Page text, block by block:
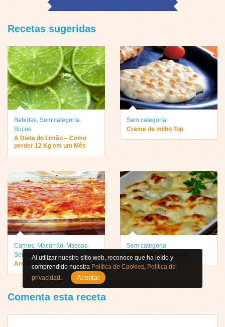
Recetas sugeridas
Bebidas, Sem categoria,
Sucos
A Dieta do Limão – Como
perder 12 Kg em um Mês
Sem categoria
Creme de milho Top
Carnes, Macarrão, Massas,
Sem categoria
Arroz de forno à Parmegiana
Sem categoria
Couve-Flor Gratinada
Comenta esta receta
Al utilizar nuestro sitio web, reconoce que ha leído y
comprendido nuestra Política de Cookies, Política de
privacidad . Aceptar